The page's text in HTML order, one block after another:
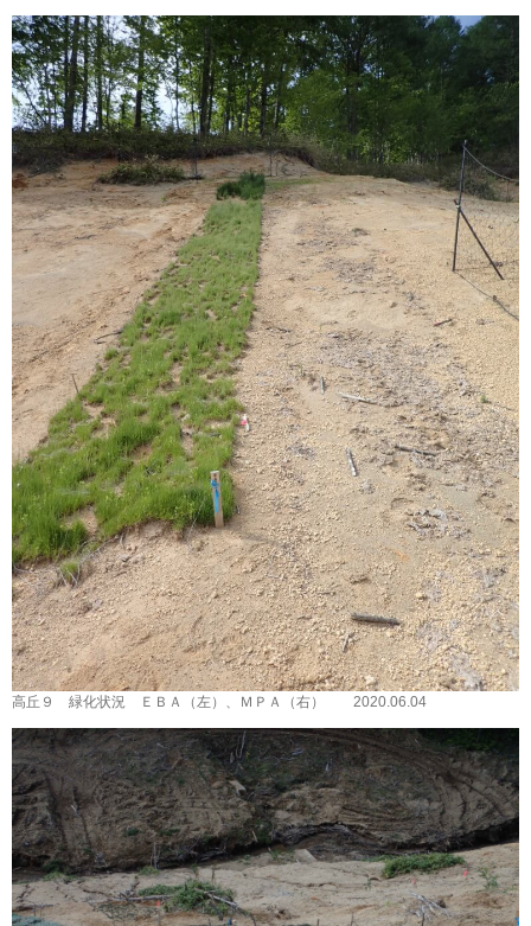
高丘９ 緑化状況 ＥＢＡ（左）、ＭＰＡ（右） 2020.06.04